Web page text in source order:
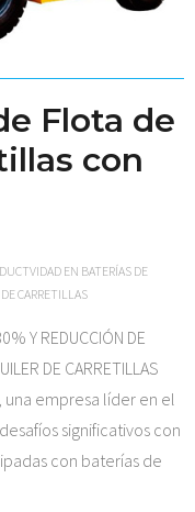
Flota de
con
EN BATERÍAS DE
CARRETILLAS
Y REDUCCIÓN DE
DE CARRETILLAS
una empresa líder en el
significativos con
con baterías de